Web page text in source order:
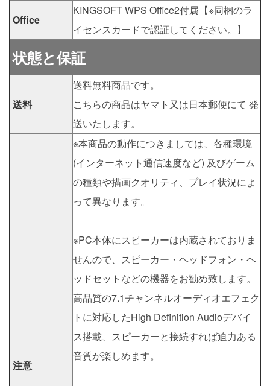
Office
KINGSOFT WPS Office2付属【※同梱のラ
イセンスカードで認証してください。】
状態と保証
送料
送料無料商品です。
こちらの商品はヤマト又は日本郵便にて 発
送いたします。
注意
※本商品の動作につきましては、各種環境
(インターネット通信速度など) 及びゲーム
の種類や描画クオリティ、プレイ状況によ
って異なります。
※PC本体にスピーカーは内蔵されておりま
せんので、スピーカー・ヘッドフォン・ヘ
ッドセットなどの機器をお勧め致します。
高品質の7.1チャンネルオーディオエフェク
トに対応したHigh Definition Audioデバイ
ス搭載、スピーカーと接続すれば迫力ある
音質が楽しめます。